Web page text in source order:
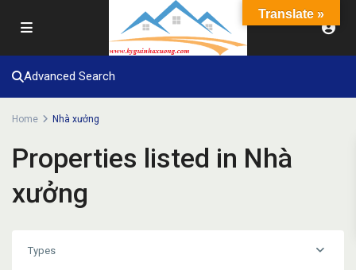
Advanced Search
Home Nhà xưởng
Properties listed in Nhà
xưởng
Types
Translate »